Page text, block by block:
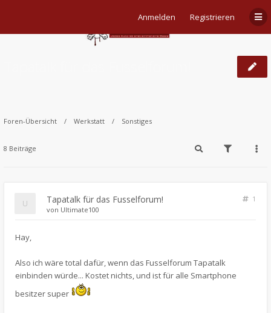
Anmelden Registrieren
Foren-Übersicht Werkstatt Sonstiges
8 Beiträge
Tapatalk für das Fusselforum!
1
von Ultimate100
Hay,
Also ich wäre total dafür, wenn das Fusselforum Tapatalk
einbinden würde... Kostet nichts, und ist für alle Smartphone
besitzer super